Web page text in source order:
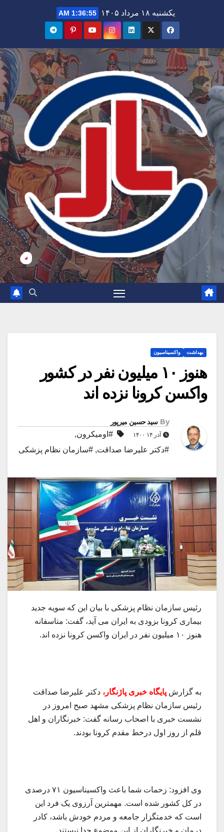
یکشنبه ۱۸ مرداد ۱۴۰۵ 1:36:57 AM
بهداشت واکسیناسیون
هنوز ۱۰ میلیون نفر در کشور
واکسن کرونا نزده اند
By سید حسین میرپور
آذر ۱۴ ۱۴۰۰ #اومیکرون,
#دکتر علیرضا صداقت, #سازمان نظام پزشکی
رئیس سازمان نظام پزشکی با بیان این که سویه جدید
بیماری کرونا بزودی به ایران می آید، گفت: متاسفانه
هنوز ۱۰ میلیون نفر در ایران واکسن کرونا نزده اند.
به گزارش پایگاه خبری پاژنگار، دکتر علیرضا صداقت
رئیس سازمان نظام پزشکی مشهد صبح امروز در
نشست خبری با اصحاب رسانه گفت: خبرنگاران و اهل
قلم از روز اول درخط مقدم کرونا بودند.
وی افزود: زحمات شما باعث واکسیناسیون ۷۱ درصدی
در کل کشور شده است. مهمترین آرزوی یک فرد این
است که خدمتگزار جامعه و مردم خودش باشد، کادر